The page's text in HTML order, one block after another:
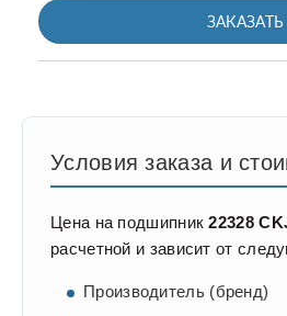
ЗАКАЗАТЬ
Условия заказа и
Цена на подшипник22328
расчетной и зависит от
Производитель (бренд)